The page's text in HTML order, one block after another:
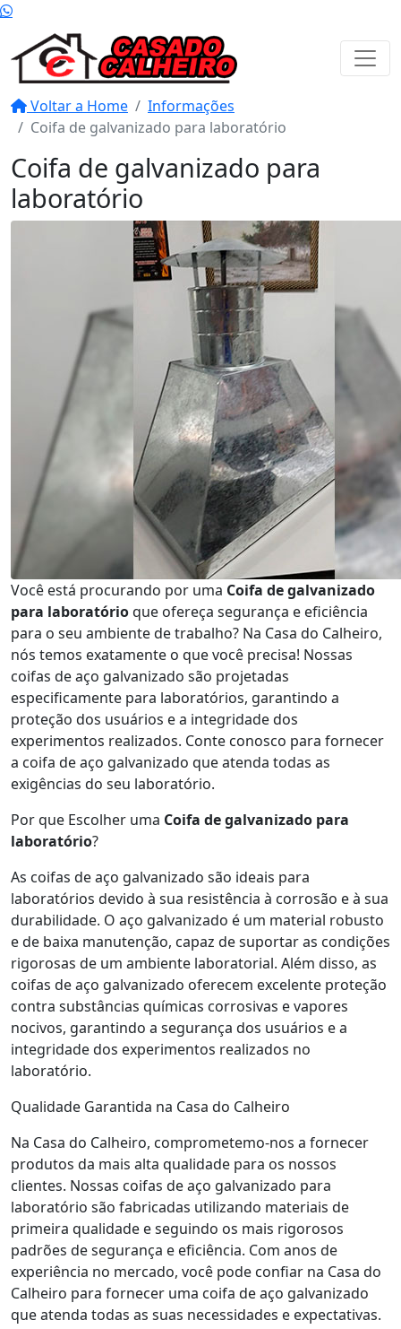
Voltar a Home
Informações
Coifa de galvanizado para laboratório
Coifa de galvanizado para
laboratório
Você está procurando por uma Coifa de galvanizado
para laboratórioque ofereça segurança e eficiência
para o seu ambiente de trabalho? Na Casa do Calheiro,
nós temos exatamente o que você precisa! Nossas
coifas de aço galvanizado são projetadas
especificamente para laboratórios, garantindo a
proteção dos usuários e a integridade dos
experimentos realizados. Conte conosco para fornecer
a coifa de aço galvanizado que atenda todas as
exigências do seu laboratório.
Por que Escolher uma Coifa de galvanizado para
laboratório?
As coifas de aço galvanizado são ideais para
laboratórios devido à sua resistência à corrosão e à sua
durabilidade. O aço galvanizado é um material robusto
e de baixa manutenção, capaz de suportar as condições
rigorosas de um ambiente laboratorial. Além disso, as
coifas de aço galvanizado oferecem excelente proteção
contra substâncias químicas corrosivas e vapores
nocivos, garantindo a segurança dos usuários e a
integridade dos experimentos realizados no
laboratório.
Qualidade Garantida na Casa do Calheiro
Na Casa do Calheiro, comprometemo-nos a fornecer
produtos da mais alta qualidade para os nossos
clientes. Nossas coifas de aço galvanizado para
laboratório são fabricadas utilizando materiais de
primeira qualidade e seguindo os mais rigorosos
padrões de segurança e eficiência. Com anos de
experiência no mercado, você pode confiar na Casa do
Calheiro para fornecer uma coifa de aço galvanizado
que atenda todas as suas necessidades e expectativas.